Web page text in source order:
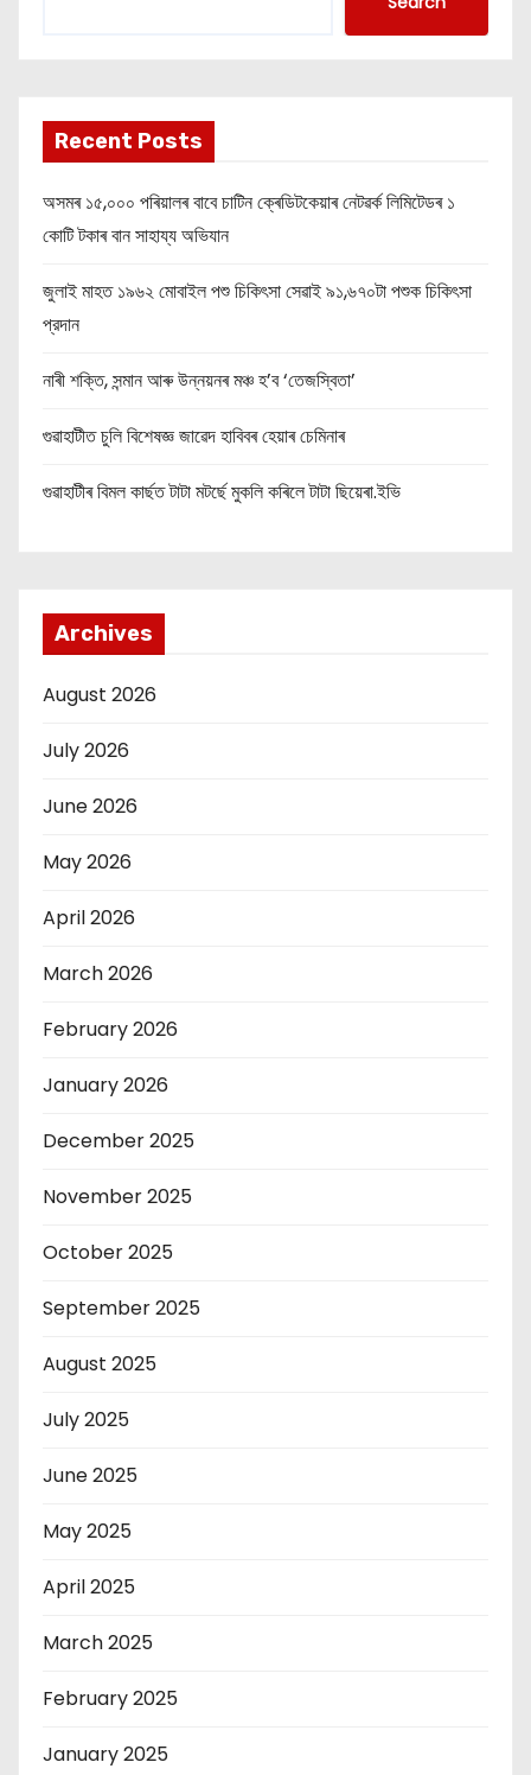
Recent Posts
অসমৰ ১৫,০০০ পৰিয়ালৰ বাবে চাটিন ক্ৰেডিটকেয়াৰ নেটৱৰ্ক লিমিটেডৰ ১
কোটি টকাৰ বান সাহায্য অভিযান
জুলাই মাহত ১৯৬২ মোবাইল পশু চিকিৎসা সেৱাই ৯১,৬৭০টা পশুক চিকিৎসা
প্রদান
নাৰী শক্তি, সন্মান আৰু উন্নয়নৰ মঞ্চ হ’ব ‘তেজস্বিতা’
গুৱাহাটীত চুলি বিশেষজ্ঞ জাৱেদ হাবিবৰ হেয়াৰ চেমিনাৰ
গুৱাহাটীৰ বিমল কাৰ্ছত টাটা মটৰ্ছে মুকলি কৰিলে টাটা ছিয়েৰা.ইভি
Archives
August 2026
July 2026
June 2026
May 2026
April 2026
March 2026
February 2026
January 2026
December 2025
November 2025
October 2025
September 2025
August 2025
July 2025
June 2025
May 2025
April 2025
March 2025
February 2025
January 2025